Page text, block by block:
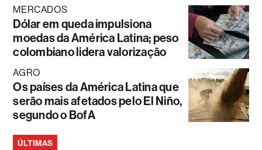
MERCADOS
Dólar em queda impulsiona
moedas da América Latina; peso
colombiano lidera valorização
AGRO
Os países da América Latina que
serão mais afetados pelo El Niño,
segundo o BofA
ÚLTIMAS